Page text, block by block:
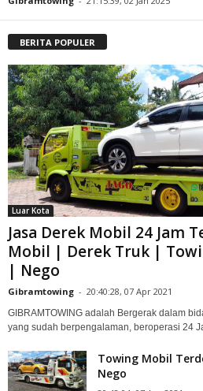
BERITA POPULER
Luar Kota
Jasa Derek Mobil 24 Jam
Mobil | Derek Truk |
| Nego
Gibramtowing - 20:40:28, 07 Apr 2021
GIBRAMTOWING adalah Bergerak dalam
yang sudah berpengalaman, beroperasi 24
Towing Mobil
Nego